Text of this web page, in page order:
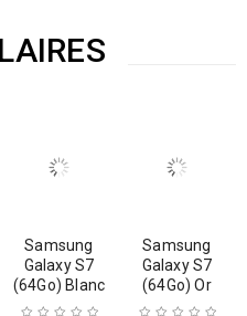
Samsung
Galaxy S7
(64Go) Blanc
Samsung
Galaxy S7
(64Go) Or